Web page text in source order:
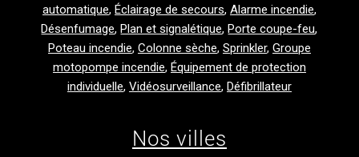
automatique, Éclairage de secours, Alarme incendie,
Désenfumage,Plan et signalétique,Porte coupe-feu,
Poteau incendie, Colonne sèche, Sprinkler, Groupe
motopompe incendie, Équipement de protection
individuelle, Vidéosurveillance, Défibrillateur
Nos villes